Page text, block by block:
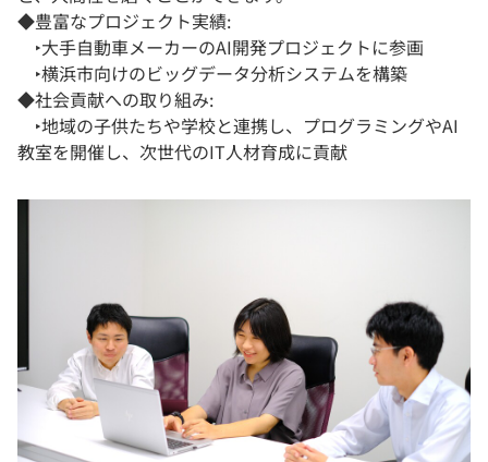
◆豊富なプロジェクト実績:
‣大手自動車メーカーのAI開発プロジェクトに参画
‣横浜市向けのビッグデータ分析システムを構築
◆社会貢献への取り組み:
‣地域の子供たちや学校と連携し、プログラミングやAI
教室を開催し、次世代のIT人材育成に貢献